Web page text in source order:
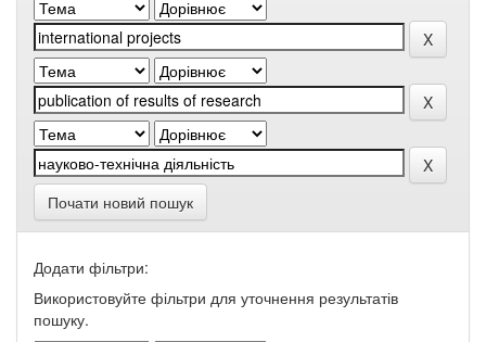
Почати новий пошук
Додати фільтри:
Використовуйте фільтри для уточнення результатів
пошуку.